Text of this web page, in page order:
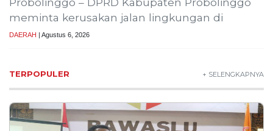
Sardonoharjo Gelar Merti Dusun
Bapas Yogyakarta Edukasi Guru SMKN 1
Seyegan untuk Perkuat Kesadaran Hukum